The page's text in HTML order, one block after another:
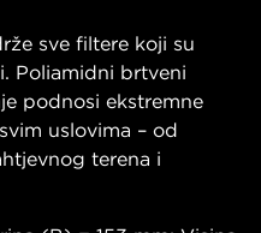
sve filtere koji su
Poliamidni brtveni
podnosi ekstremne
uslovima – od
terena i